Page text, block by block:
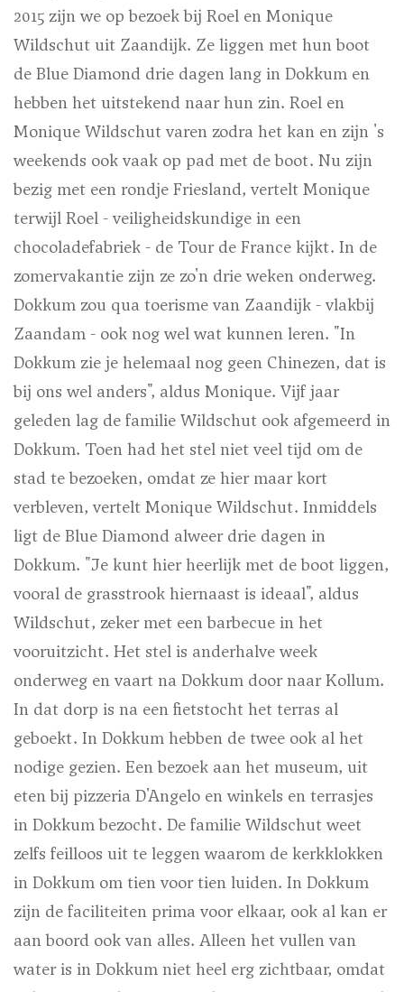
2015 zijn we op bezoek bij Roel en Monique
Wildschut uit Zaandijk. Ze liggen met hun boot
de Blue Diamond drie dagen lang in Dokkum en
hebben het uitstekend naar hun zin. Roel en
Monique Wildschut varen zodra het kan en zijn 's
weekends ook vaak op pad met de boot. Nu zijn
bezig met een rondje Friesland, vertelt Monique
terwijl Roel - veiligheidskundige in een
chocoladefabriek - de Tour de France kijkt. In de
zomervakantie zijn ze zo'n drie weken onderweg.
Dokkum zou qua toerisme van Zaandijk - vlakbij
Zaandam - ook nog wel wat kunnen leren. "In
Dokkum zie je helemaal nog geen Chinezen, dat is
bij ons wel anders", aldus Monique. Vijf jaar
geleden lag de familie Wildschut ook afgemeerd in
Dokkum. Toen had het stel niet veel tijd om de
stad te bezoeken, omdat ze hier maar kort
verbleven, vertelt Monique Wildschut. Inmiddels
ligt de Blue Diamond alweer drie dagen in
Dokkum. "Je kunt hier heerlijk met de boot liggen,
vooral de grasstrook hiernaast is ideaal", aldus
Wildschut, zeker met een barbecue in het
vooruitzicht. Het stel is anderhalve week
onderweg en vaart na Dokkum door naar Kollum.
In dat dorp is na een fietstocht het terras al
geboekt. In Dokkum hebben de twee ook al het
nodige gezien. Een bezoek aan het museum, uit
eten bij pizzeria D'Angelo en winkels en terrasjes
in Dokkum bezocht. De familie Wildschut weet
zelfs feilloos uit te leggen waarom de kerkklokken
in Dokkum om tien voor tien luiden. In Dokkum
zijn de faciliteiten prima voor elkaar, ook al kan er
aan boord ook van alles. Alleen het vullen van
water is in Dokkum niet heel erg zichtbaar, omdat